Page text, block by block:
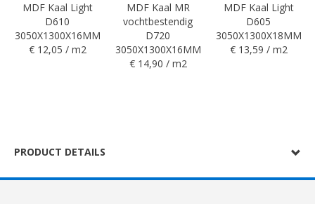
MDF Kaal Light
D610
3050X1300X16MM
€ 12,05 / m2
MDF Kaal MR
vochtbestendig
D720
3050X1300X16MM
€ 14,90 / m2
MDF Kaal Light
D605
3050X1300X18MM
€ 13,59 / m2
PRODUCT DETAILS